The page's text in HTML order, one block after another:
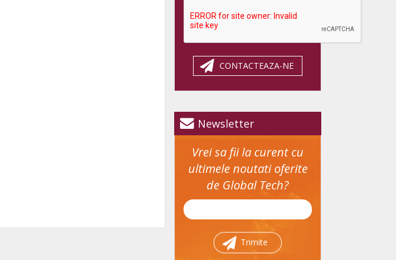
CONTACTEAZA-NE
Newsletter
Vrei sa fii la curent cu
ultimele noutati oferite
de Global Tech?
Trimite